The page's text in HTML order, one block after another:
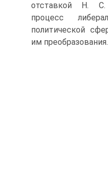
отставкой Н. С.
процесс
политической
им преобразования.